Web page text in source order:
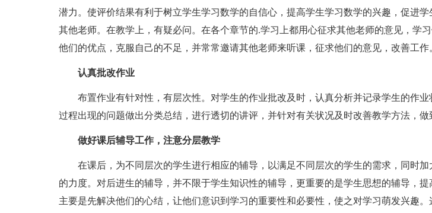
潜力。使评价结果有利于树立学生学习数学的自信心，提高学生学习数学的兴趣，促进
其他老师。在教学上，有疑必问。在各个章节的.学习上都用心征求其他老师的意见，学
他们的优点，克服自己的不足，并常常邀请其他老师来听课，征求他们的意见，改善工作
认真批改作业
布置作业有针对性，有层次性。对学生的作业批改及时，认真分析并记录学生的作业
过程出现的问题做出分类总结，进行透切的讲评，并针对有关状况及时改善教学方法，做
做好课后辅导工作，注意分层教学
在课后，为不同层次的学生进行相应的辅导，以满足不同层次的学生的需求，同时加
的力度。对后进生的辅导，并不限于学生知识性的辅导，更重要的是学生思想的辅导，
主要是先解决他们的心结，让他们意识到学习的重要性和必要性，使之对学习萌发兴趣